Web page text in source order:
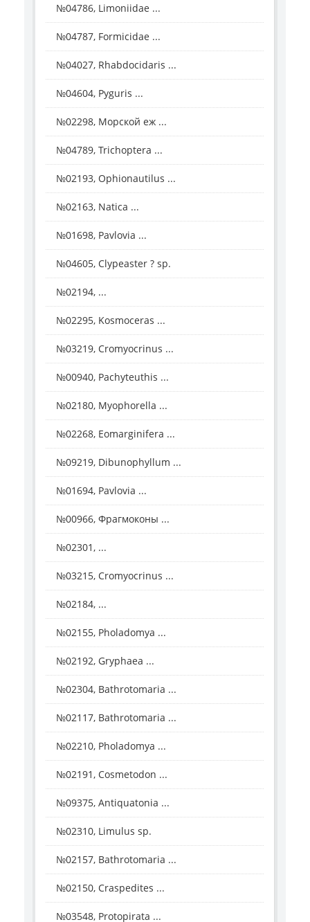
№04786, Limoniidae ...
№04787, Formicidae ...
№04027, Rhabdocidaris ...
№04604, Pyguris ...
№02298, Морской еж ...
№04789, Trichoptera ...
№02193, Ophionautilus ...
№02163, Natica ...
№01698, Pavlovia ...
№04605, Clypeaster ? sp.
№02194, ...
№02295, Kosmoceras ...
№03219, Cromyocrinus ...
№00940, Pachyteuthis ...
№02180, Myophorella ...
№02268, Eomarginifera ...
№09219, Dibunophyllum ...
№01694, Pavlovia ...
№00966, Фрагмоконы ...
№02301, ...
№03215, Cromyocrinus ...
№02184, ...
№02155, Pholadomya ...
№02192, Gryphaea ...
№02304, Bathrotomaria ...
№02117, Bathrotomaria ...
№02210, Pholadomya ...
№02191, Cosmetodon ...
№09375, Antiquatonia ...
№02310, Limulus sp.
№02157, Bathrotomaria ...
№02150, Craspedites ...
№03548, Protopirata ...